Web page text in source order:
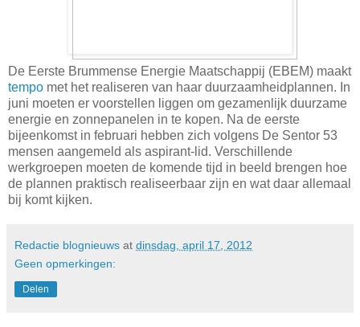
De Eerste Brummense Energie Maatschappij (EBEM) maakt
tempo met het realiseren van haar duurzaamheidplannen. In
juni moeten er voorstellen liggen om gezamenlijk duurzame
energie en zonnepanelen in te kopen. Na de eerste
bijeenkomst in februari hebben zich volgens De Sentor 53
mensen aangemeld als aspirant-lid. Verschillende
werkgroepen moeten de komende tijd in beeld brengen hoe
de plannen praktisch realiseerbaar zijn en wat daar allemaal
bij komt kijken.
Redactie blognieuws at dinsdag, april 17, 2012
Geen opmerkingen:
Delen